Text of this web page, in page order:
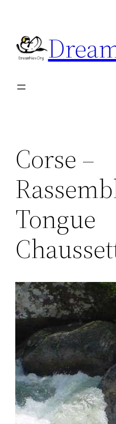
contenu
Corse –
Tongue